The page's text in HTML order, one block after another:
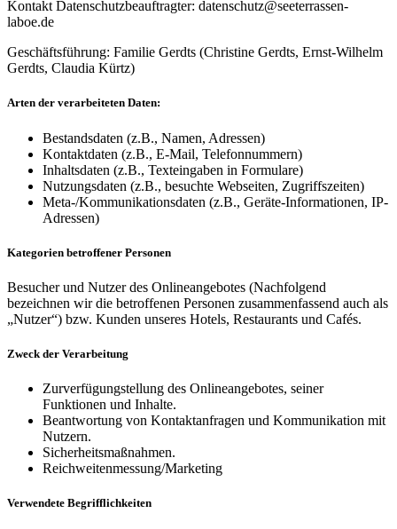
Kontakt Datenschutzbeauftragter: datenschutz@seeterrassen-
laboe.de
Geschäftsführung: Familie Gerdts (Christine Gerdts, Ernst-Wilhelm
Gerdts, Claudia Kürtz)
Arten der verarbeiteten Daten:
Bestandsdaten (z.B., Namen, Adressen)
Kontaktdaten (z.B., E-Mail, Telefonnummern)
Inhaltsdaten (z.B., Texteingaben in Formulare)
Nutzungsdaten (z.B., besuchte Webseiten, Zugriffszeiten)
Meta-/Kommunikationsdaten (z.B., Geräte-Informationen, IP-
Adressen)
Kategorien betroffener Personen
Besucher und Nutzer des Onlineangebotes (Nachfolgend
bezeichnen wir die betroffenen Personen zusammenfassend auch als
„Nutzer“) bzw. Kunden unseres Hotels, Restaurants und Cafés.
Zweck der Verarbeitung
Zurverfügungstellung des Onlineangebotes, seiner
Funktionen und Inhalte.
Beantwortung von Kontaktanfragen und Kommunikation mit
Nutzern.
Sicherheitsmaßnahmen.
Reichweitenmessung/Marketing
Verwendete Begrifflichkeiten